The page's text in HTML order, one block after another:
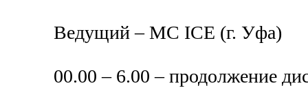
Ведущий – МС ICE (г. Уфа)
00.00 – 6.00 – продолжение